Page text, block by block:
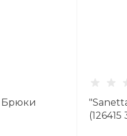
Брюки
(126415